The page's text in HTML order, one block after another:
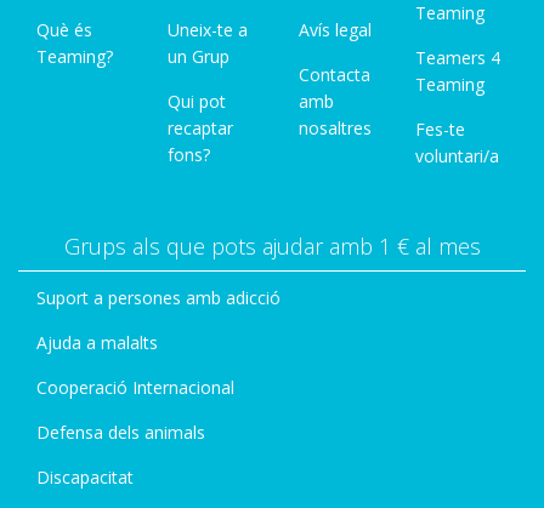
Què és
Teaming?
Uneix-te a
un Grup
Qui pot
recaptar
fons?
Avís legal
Contacta
amb
nosaltres
Teaming
Teamers 4
Teaming
Fes-te
voluntari/a
Grups als que pots ajudar amb 1 € al mes
Suport a persones amb adicció
Ajuda a malalts
Cooperació Internacional
Defensa dels animals
Discapacitat